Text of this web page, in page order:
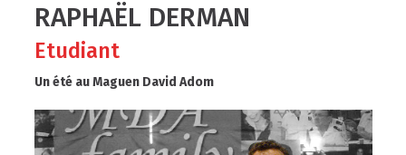
RAPHAËL DERMAN
Etudiant
Un été au Maguen David Adom